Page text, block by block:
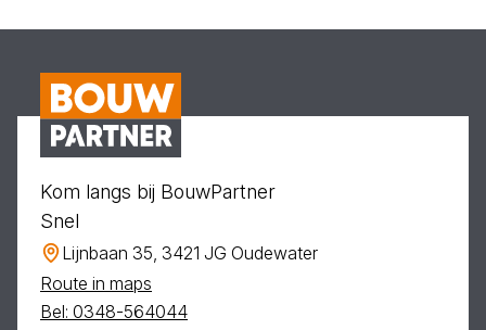
Kom langs bij BouwPartner
Snel
Lijnbaan 35, 3421 JG Oudewater
Route in maps
Bel: 0348-564044